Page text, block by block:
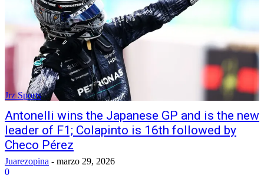
Jrz Sports
Antonelli wins the Japanese GP and is the new
leader of F1; Colapinto is 16th followed by
Checo Pérez
Juarezopina - marzo 29, 2026
0